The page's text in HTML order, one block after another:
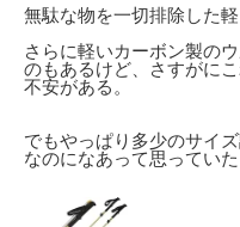
無駄な物を一切排除した軽
さらに軽いカーボン製の
のもあるけど、さすがに
不安がある。
でもやっぱり多少のサイ
なのになあって思ってい